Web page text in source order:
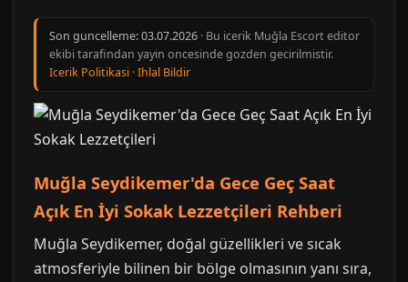
Son guncelleme:03.07.2026 · Bu icerik Muğla Escort editor
ekibi tarafindan yayin oncesinde gozden gecirilmistir.
Icerik Politikasi ·Ihlal Bildir
Muğla Seydikemer'da Gece Geç Saat
Açık En İyi Sokak Lezzetçileri Rehberi
Muğla Seydikemer, doğal güzellikleri ve sıcak
atmosferiyle bilinen bir bölge olmasının yanı sıra,